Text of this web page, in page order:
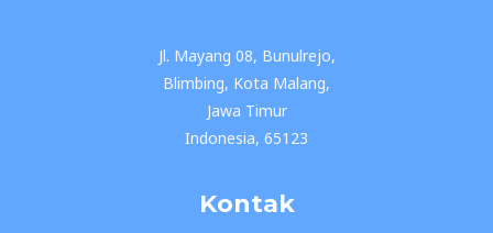
Jl. Mayang 08, Bunulrejo,
Blimbing, Kota Malang,
Jawa Timur
Indonesia, 65123
Kontak